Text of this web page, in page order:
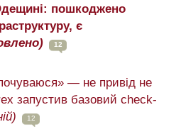
пошкоджено
є
12
— не привід не
запустив базовий check-
12